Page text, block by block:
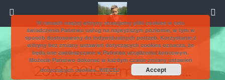
20 Stycznia 2018 • No Comments
20.01.2018 Zima Trwa…
W ramach naszej witryny stosujemy pliki cookies w celu
świadczenia Państwu usług na najwyższym poziomie, w tym w
sposób dostosowany do indywidualnych potrzeb. Korzystanie z
witryny bez zmiany ustawień dotyczących cookies oznacza, że
będą one zamieszczane w Państwa urządzeniu końcowym.
Możecie Państwo dokonać w każdym czasie zmiany ustawień
dotyczących cookies.WIĘCEJ Accept